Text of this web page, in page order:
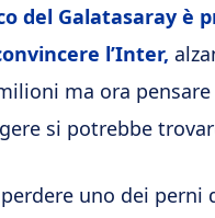
del Galatasaray è
l’Inter,
ma ora
si potrebbe
uno dei